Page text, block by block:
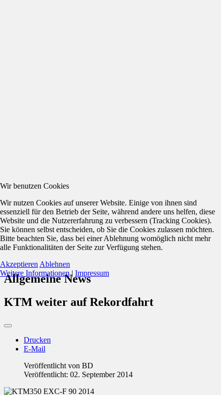
Allgemeine News
KTM weiter auf Rekordfahrt
Drucken
E-Mail
Veröffentlicht von BD
Veröffentlicht: 02. September 2014
Wir benutzen Cookies
Wir nutzen Cookies auf unserer Website. Einige von ihnen sind
essenziell für den Betrieb der Seite, während andere uns helfen, diese
Website und die Nutzererfahrung zu verbessern (Tracking Cookies).
Sie können selbst entscheiden, ob Sie die Cookies zulassen möchten.
Bitte beachten Sie, dass bei einer Ablehnung womöglich nicht mehr
alle Funktionalitäten der Seite zur Verfügung stehen.
Akzeptieren Ablehnen
Weitere Informationen| Impressum